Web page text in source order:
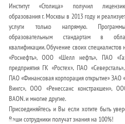
Институт «Столица» получил
образования г. Москвы в 2013 году и
услуги только напрямую. Программы
образовательным стандартам в
квалификации. Обучение своих
«Роснефть», ООО «Шелл нефть», ПАО
предприятия ГК «Ростех», ПАО
ПАО «Финансовая корпорация открытие» ЗАО
Вингс», ООО «Ренессанс констракшен»,
BAON. и многие другие.
Присоединяйтесь и Вы если хотите быть
Ваши сотрудники получат знания на 100%!